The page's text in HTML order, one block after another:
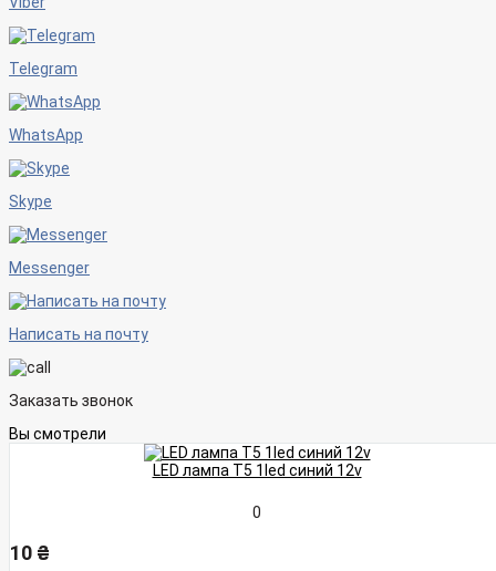
Telegram
WhatsApp
Skype
Messenger
Написать на почту
Заказать звонок
Вы смотрели
LED лампа T5 1led синий 12v
0
10 ₴